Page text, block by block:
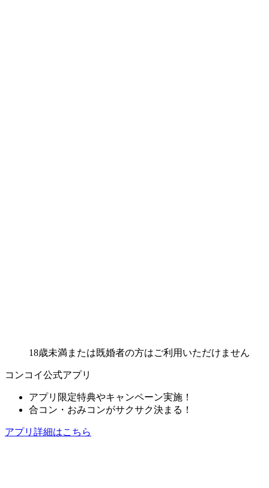
18歳未満または既婚者の方はご利用いただけません
コンコイ公式アプリ
アプリ限定特典やキャンペーン実施！
合コン・おみコンがサクサク決まる！
アプリ詳細はこちら